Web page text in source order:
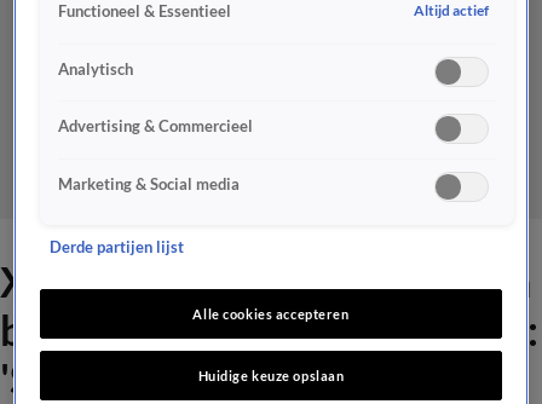
XR verstoort herdenking van
bombardement op Nijmegen:
'Schandalig'
Functioneel & Essentieel Altijd actief
Analytisch
Advertising & Commercieel
Marketing & Social media
Derde partijen lijst
Alle cookies accepteren
Huidige keuze opslaan